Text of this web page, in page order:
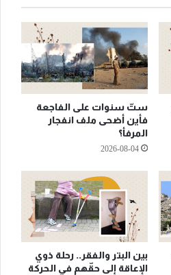
ستّ سنوات على الفاجعة
فأين أضحى ملف انفجار
المرفأ؟
2026-08-04
بين البتر والفقر.. رحلة ذوي
الإعاقة إلى حقّهم في الحركة